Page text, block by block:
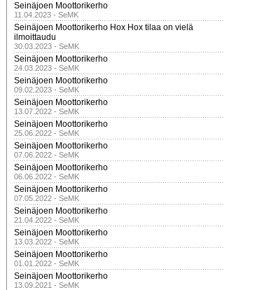
Seinäjoen Moottorikerho
11.04.2023 - SeMK
Seinäjoen Moottorikerho Hox Hox tilaa on vielä
ilmoittaudu
30.03.2023 - SeMK
Seinäjoen Moottorikerho
24.03.2023 - SeMK
Seinäjoen Moottorikerho
09.02.2023 - SeMK
Seinäjoen Moottorikerho
13.07.2022 - SeMK
Seinäjoen Moottorikerho
25.06.2022 - SeMK
Seinäjoen Moottorikerho
07.06.2022 - SeMK
Seinäjoen Moottorikerho
06.06.2022 - SeMK
Seinäjoen Moottorikerho
07.05.2022 - SeMK
Seinäjoen Moottorikerho
21.04.2022 - SeMK
Seinäjoen Moottorikerho
13.03.2022 - SeMK
Seinäjoen Moottorikerho
01.01.2022 - SeMK
Seinäjoen Moottorikerho
13.09.2021 - SeMK